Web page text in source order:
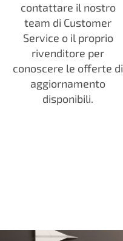
contattare il nostro
team di Customer
Service o il proprio
rivenditore per
conoscere le offerte di
aggiornamento
disponibili.